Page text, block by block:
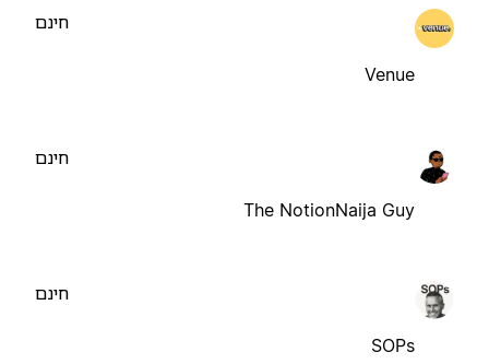
Venue
חינם
The NotionNaija Guy
חינם
SOPs
חינם